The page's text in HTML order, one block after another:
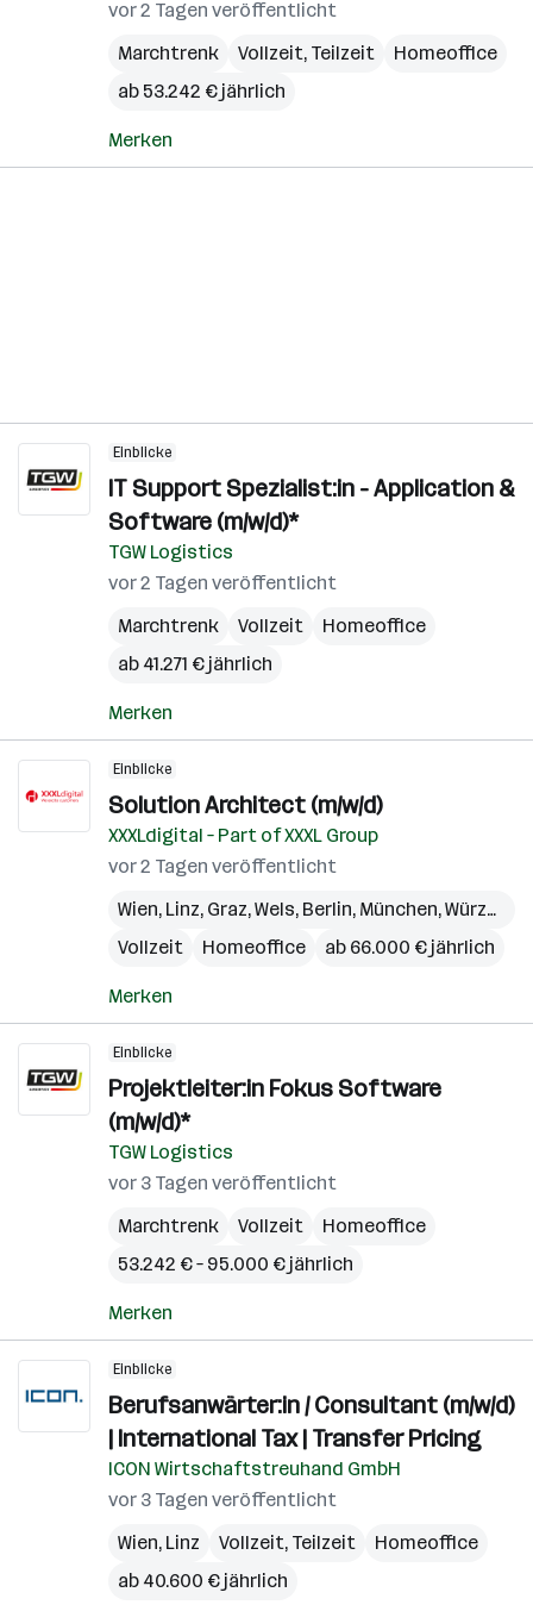
vor 2 Tagen veröffentlicht
Marchtrenk
Vollzeit, Teilzeit
Homeoffice
ab 53.242 € jährlich
Merken
Einblicke
IT Support Spezialist:in - Application &
Software (m/w/d)*
TGW Logistics
vor 2 Tagen veröffentlicht
Marchtrenk
Vollzeit
Homeoffice
ab 41.271 € jährlich
Merken
Einblicke
Solution Architect (m/w/d)
XXXLdigital – Part of XXXL Group
vor 2 Tagen veröffentlicht
Wien, Linz, Graz,Wels, Berlin, München,Würzburg
Vollzeit
Homeoffice ab 66.000 € jährlich
Merken
Einblicke
Projektleiter:in Fokus Software
(m/w/d)*
TGW Logistics
vor 3 Tagen veröffentlicht
Marchtrenk
Vollzeit
Homeoffice
53.242 € – 95.000 € jährlich
Merken
Einblicke
Berufsanwärter:in / Consultant (m/w/d)
| International Tax | Transfer Pricing
ICON Wirtschaftstreuhand GmbH
vor 3 Tagen veröffentlicht
Wien, Linz Vollzeit, Teilzeit
Homeoffice
ab 40.600 € jährlich